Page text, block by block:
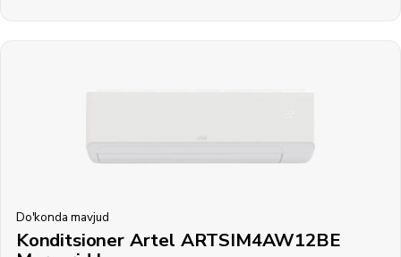
Do'konda mavjud
Konditsioner Artel ARTSIM4AW12BE